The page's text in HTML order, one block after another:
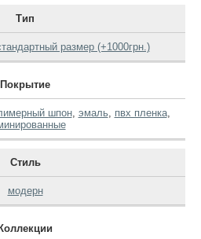
Тип
размер (+1000грн.)
Покрытие
шпон, эмаль, пвх пленка,
Стиль
модерн
Коллекции